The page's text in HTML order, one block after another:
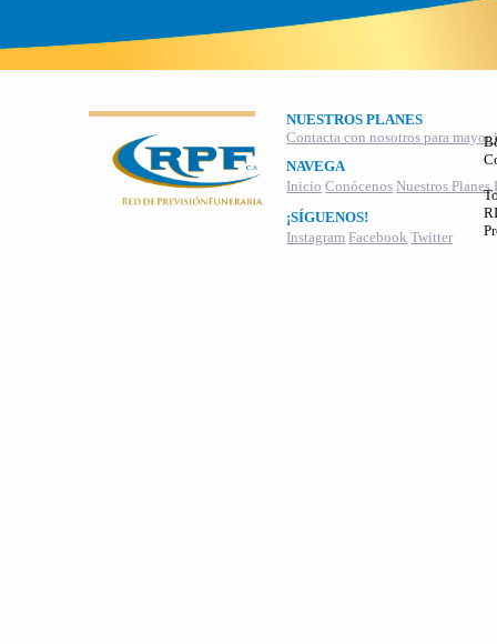
NUESTROS PLANES
Contacta con nosotros para
NAVEGA
Inicio Conócenos Nuestros Planes
¡SÍGUENOS!
Instagram Facebook Twitter